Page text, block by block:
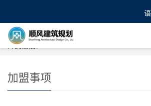
您的位置：首 页>
> 建筑甲级
降到最低？
加盟事项